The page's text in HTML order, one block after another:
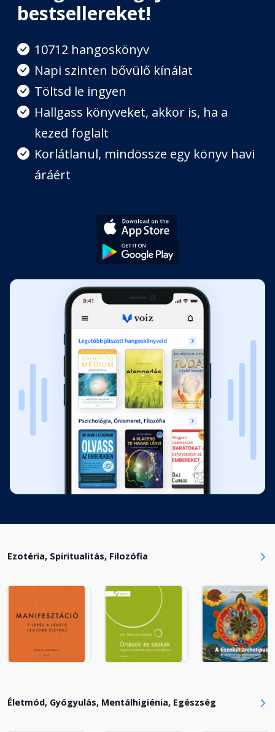
A nehéz helyzetek feloldása
Fejezet hossza: 00:11:43
Szerelem és csalódás
Fejezet hossza: 00:37:33
Huszonegy nap az érzelmi
traumák feldolgozására
Fejezet hossza: 00:07:50
Szabadulás az érzelmek
Fejezet hossza: 00:10:05
A karmád egyben tanítód és
védelmeződ
Fejezet hossza: 00:23:11
Segédeszközök
Fejezet hossza: 00:25:50
Mire számíthatsz egy
kapcsolatban?
Fejezet hossza: 00:16:16
A felsőbbrendű én nem ismeri a
félelmet
Fejezet hossza: 00:12:27
emlékeid tárháza
Meditáció: A rózsa temploma -
bevezető
Meditáció: A rózsa temploma -
bestsellereket!
10712 hangoskönyv
Napi szinten bővülő kínálat
Töltsd le ingyen
Hallgass könyveket, akkor is, ha a
kezed foglalt
Korlátlanul, mindössze egy könyv havi
áráért
Ezotéria, Spiritualitás, Filozófia
Életmód, Gyógyulás, Mentálhigiénia, Egészség